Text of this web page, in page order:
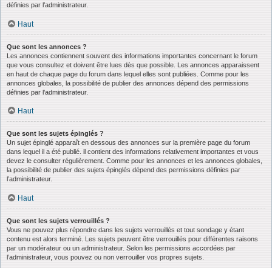
définies par l’administrateur.
Haut
Que sont les annonces ?
Les annonces contiennent souvent des informations importantes concernant le forum
que vous consultez et doivent être lues dès que possible. Les annonces apparaissent
en haut de chaque page du forum dans lequel elles sont publiées. Comme pour les
annonces globales, la possibilité de publier des annonces dépend des permissions
définies par l’administrateur.
Haut
Que sont les sujets épinglés ?
Un sujet épinglé apparaît en dessous des annonces sur la première page du forum
dans lequel il a été publié. il contient des informations relativement importantes et vous
devez le consulter régulièrement. Comme pour les annonces et les annonces globales,
la possibilité de publier des sujets épinglés dépend des permissions définies par
l’administrateur.
Haut
Que sont les sujets verrouillés ?
Vous ne pouvez plus répondre dans les sujets verrouillés et tout sondage y étant
contenu est alors terminé. Les sujets peuvent être verrouillés pour différentes raisons
par un modérateur ou un administrateur. Selon les permissions accordées par
l’administrateur, vous pouvez ou non verrouiller vos propres sujets.